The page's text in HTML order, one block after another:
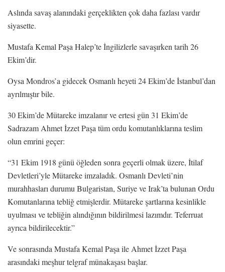
Aslında savaş alanındaki gerçeklikten çok daha fazlası vardır
siyasette.
Mustafa Kemal Paşa Halep’te İngilizlerle savaşırken tarih 26
Ekim’dir.
Oysa Mondros’a gidecek Osmanlı heyeti 24 Ekim’de İstanbul’dan
ayrılmıştır bile.
30 Ekim’de Mütareke imzalanır ve ertesi gün 31 Ekim’de
Sadrazam Ahmet İzzet Paşa tüm ordu komutanlıklarına teslim
olun emrini geçer:
“31 Ekim 1918 günü öğleden sonra geçerli olmak üzere, İtilaf
Devletleri’yle Mütareke imzaladık. Osmanlı Devleti’nin
murahhasları durumu Bulgaristan, Suriye ve Irak’ta bulunan Ordu
Komutanlarına tebliğ etmişlerdir. Mütareke şartlarına kesinlikle
uyulması ve tebliğin alındığının bildirilmesi lazımdır. Teferruat
ayrıca bildirilecektir.”
Ve sonrasında Mustafa Kemal Paşa ile Ahmet İzzet Paşa
arasındaki meşhur telgraf münakaşası başlar.